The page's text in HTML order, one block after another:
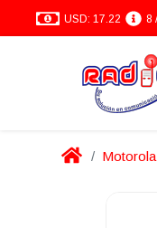
USD: 17.22 8
Motorola